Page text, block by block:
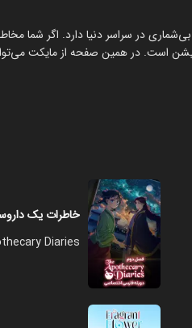
در سراسر دنیا دارد. اگر شما
است. در همین صفحه از مایکت
خاطرات یک
Diaries